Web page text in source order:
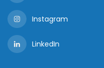
Instagram
LinkedIn